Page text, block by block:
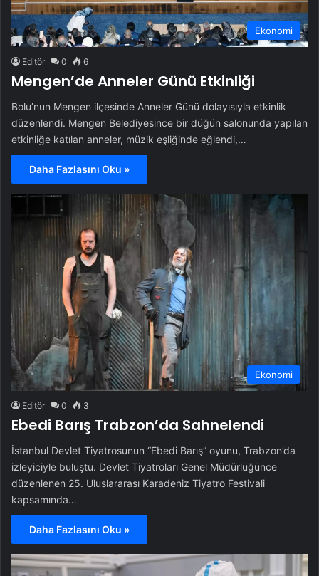
Ekonomi
Editör 0 6
Mengen’de Anneler Günü Etkinliği
Bolu’nun Mengen ilçesinde Anneler Günü dolayısıyla etkinlik
düzenlendi. Mengen Belediyesince bir düğün salonunda yapılan
etkinliğe katılan anneler, müzik eşliğinde eğlendi,…
Daha Fazlasını Oku »
Ekonomi
Editör 0 3
Ebedi Barış Trabzon’da Sahnelendi
İstanbul Devlet Tiyatrosunun “Ebedi Barış” oyunu, Trabzon’da
izleyiciyle buluştu. Devlet Tiyatroları Genel Müdürlüğünce
düzenlenen 25. Uluslararası Karadeniz Tiyatro Festivali
kapsamında…
Daha Fazlasını Oku »